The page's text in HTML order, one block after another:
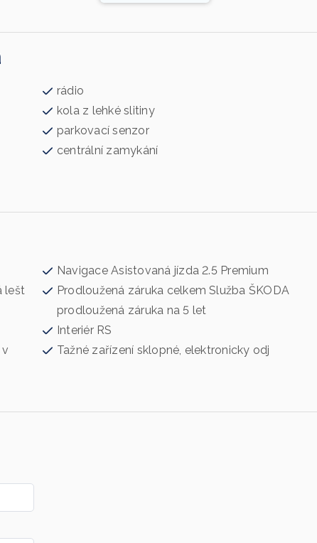
rádio
kola z lehké slitiny
parkovací senzor
centrální zamykání
Navigace Asistovaná jízda 2.5 Premium
lešt
Prodloužená záruka celkem Služba ŠKODA
prodloužená záruka na 5 let
Interiér RS
Tažné zařízení sklopné, elektronicky odj